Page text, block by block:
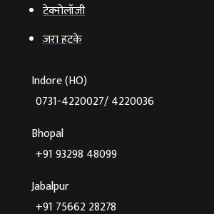
टेक्‍नोलॉजी
ज़रा हटके
Indore (HO)
0731-4220027/ 4220036
Bhopal
+91 93298 48099
Jabalpur
+91 75662 28278